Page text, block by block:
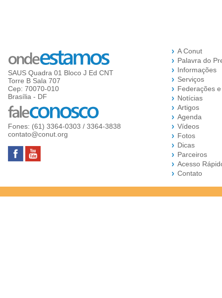
SAUS Quadra 01 Bloco J Ed CNT
Torre B Sala 707
Cep: 70070-010
Brasília - DF
Fones: (61) 3364-0303 / 3364-3838
contato@conut.org
A Conut
Palavra do
Informações
Serviços
Federações
Notícias
Artigos
Agenda
Vídeos
Fotos
Dicas
Parceiros
Acesso
Contato